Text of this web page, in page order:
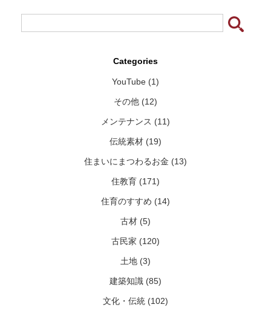
Categories
YouTube (1)
その他 (12)
メンテナンス (11)
伝統素材 (19)
住まいにまつわるお金 (13)
住教育 (171)
住育のすすめ (14)
古材 (5)
古民家 (120)
土地 (3)
建築知識 (85)
文化・伝統 (102)